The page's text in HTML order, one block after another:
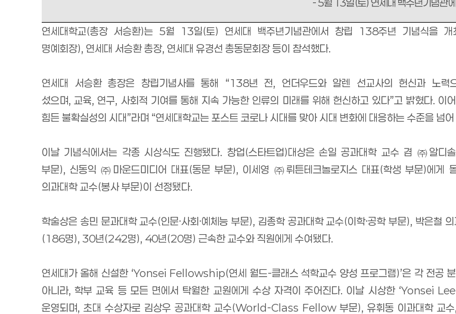
연세대학교(총장 서승환)는 5월 13일(토) 연세대 백주년기념관에서 창립 138주년 기념식을 개
명예회장), 연세대 서승환 총장 연세대 유경선 총동문회장 등이 참석했다
연세대 서승환 총장은 창립기념사를 통해 “138년 전
언더우드와 알렌 선교사의 헌신과 노
섰으며 교육 ,연구 사회적 기여를 통해 지속 가능한 인류의 미래를 위해 헌신하고 있다”고 밝혔다 이어
힘든 불확실성의 시대”라며 “연세대학교는 포스트 코로나 시대를 맞아 시대 변화에 대응하는 수준을 넘
이날 기념식에서는 각종 시상식도 진행됐다 창업(스타트업)대상은 손일 공과대학 교수 겸 ㈜알디
부문),신동익㈜ 마운드미디어 대표(동문 부문), 이세영 ㈜뤼튼테크놀로지스 대표(학생 부문)에게
의과대학 교수(봉사 부문)이 선정됐다
학술상은 송민 문과대학 교수(인문·사회·예체능 부문), 김종학 공과대학 교수(이학·공학 부문), 박은철
(186명), 30년(242명), 40년(20명) 근속한 교수와 직원에게 수여됐다
연세대가 올해 신설한 ‘Yonsei Fellowship(연세 월드-클래스 석학교수 양성 프로그램)’은 각 전공
아니라 ,학부 교육 등 모든 면에서 탁월한 교원에게 수상 자격이 주어진다 이날 시상한 ‘Yonsei
운영되며 초대 수상자로 김상우 공과대학 교수(World-Class Fellow 부문), 유휘동 이과대학 교수